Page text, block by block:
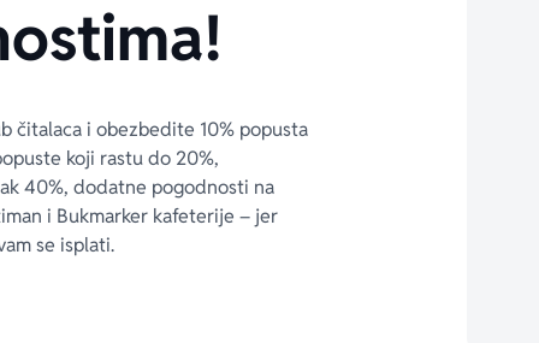
čitalaca i obezbedite 10% popusta
koji rastu do 20%,
40%, dodatne pogodnosti na
i Bukmarker kafeterije – jer
se isplati.